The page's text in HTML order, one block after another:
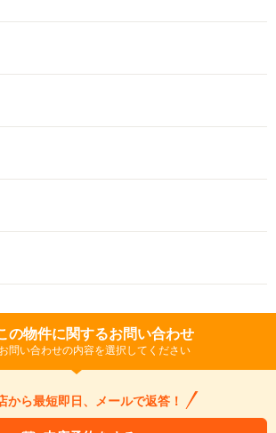
の物件に関するお問い合わせ
お問い合わせの内容を選択してください
から最短即日、メールで返答！